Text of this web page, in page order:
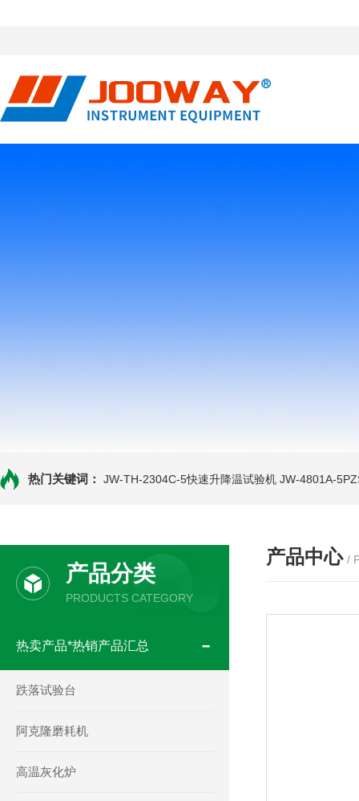
热门关键词： JW-TH-2304C-5快速升降温试验机 JW-4801A-
产品分类
PRODUCTS CATEGORY
热卖产品*热销产品汇总
跌落试验台
阿克隆磨耗机
高温灰化炉
产品中心 /